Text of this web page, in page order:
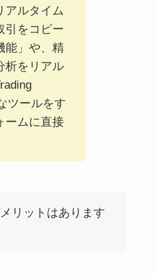
アルタイム
引をコピー
能」や、精
析をリアル
ツールをす
ームに直接
リットはあります